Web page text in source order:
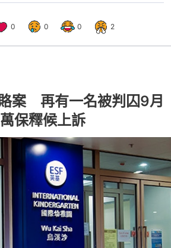
0 0 0 2
案 再有一名被判囚9月
保釋候上訴